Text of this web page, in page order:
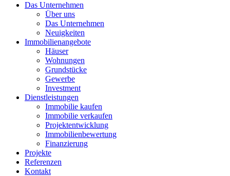
Das Unternehmen
Über uns
Das Unternehmen
Neuigkeiten
Immobilienangebote
Häuser
Wohnungen
Grundstücke
Gewerbe
Investment
Dienstleistungen
Immobilie kaufen
Immobilie verkaufen
Projektentwicklung
Immobilienbewertung
Finanzierung
Projekte
Referenzen
Kontakt